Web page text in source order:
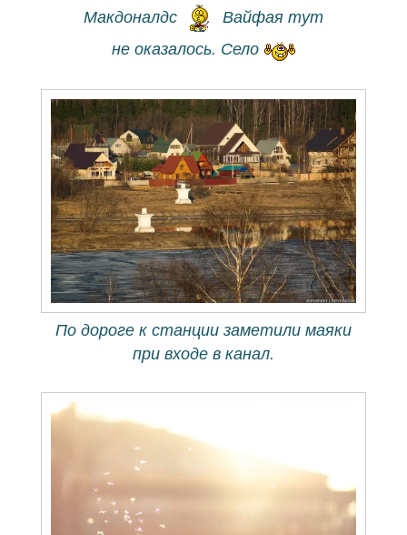
Макдоналдс
Вайфая тут
не оказалось. Село
По дороге к станции заметили маяки
при входе в канал.